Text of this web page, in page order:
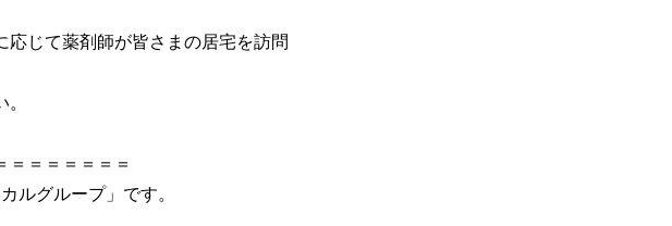
じて薬剤師が皆さまの居宅を訪問
＝＝＝＝＝＝＝
ルグループ」です。